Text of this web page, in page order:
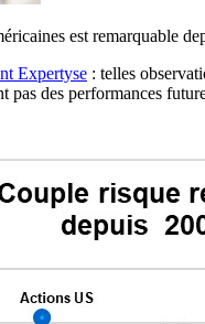
est remarquable
Expertyse : telles
pas des performances